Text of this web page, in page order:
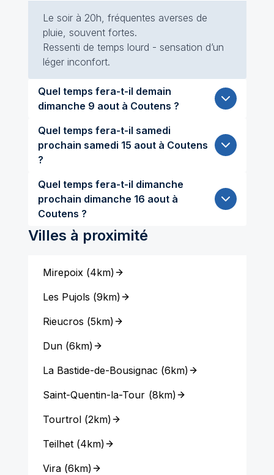
Le soir à 20h, fréquentes averses de
pluie, souvent fortes.
Ressenti de temps lourd - sensation d’un
léger inconfort.
Quel temps fera-t-il demain
dimanche 9 aout à Coutens ?
Quel temps fera-t-il samedi
prochain samedi 15 aout à Coutens
?
Quel temps fera-t-il dimanche
prochain dimanche 16 aout à
Coutens ?
Villes à proximité
Mirepoix(4km)
Les Pujols (9km)
Rieucros (5km)
Dun(6km)
La Bastide-de-Bousignac (6km)
Saint-Quentin-la-Tour (8km)
Tourtrol(2km)
Teilhet(4km)
Vira(6km)